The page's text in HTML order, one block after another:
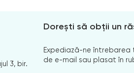
3, bir.
Dorești să obții un
Expediază-ne întrebarea
de e-mail sau plasat în